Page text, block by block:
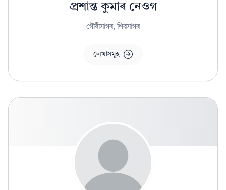
প্ৰশান্ত কুমাৰ নেওগ
গৌৰীসাগৰ, শিৱসাগৰ
লেখাসমূহ